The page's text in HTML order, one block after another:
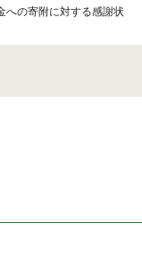
への寄附に対する感謝状